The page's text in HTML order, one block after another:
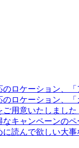
ロケーション、
ロケーション、
用意いたしました
キャンペーンのペ
読んで欲しい大